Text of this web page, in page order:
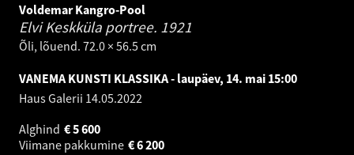
Voldemar Kangro-Pool
Elvi Keskküla portree. 1921
Õli, lõuend. 72.0 × 56.5 cm
VANEMA KUNSTI KLASSIKA - laupäev, 14. mai 15:00
Haus Galerii 14.05.2022
Alghind
5 600
€
Viimane pakkumine
6 200
€